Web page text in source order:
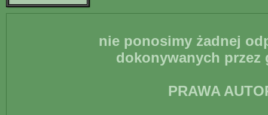
nie ponosimy żadnej
dokonywanych
PRAWA